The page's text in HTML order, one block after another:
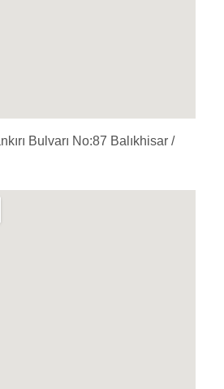
Bulvarı No:87 Balıkhisar /